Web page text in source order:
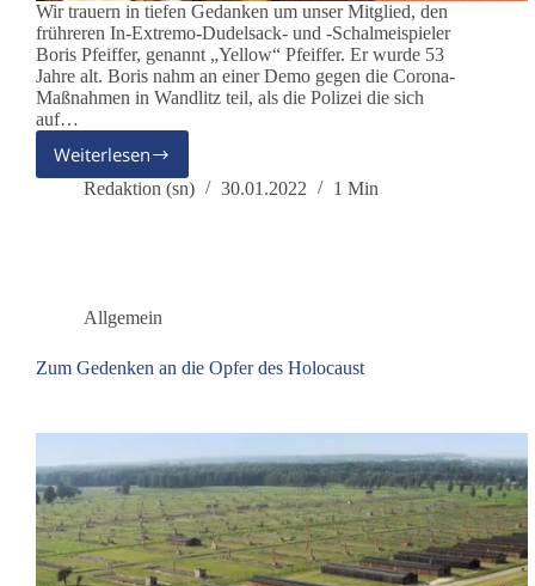
Wir trauern in tiefen Gedanken um unser Mitglied, den
frühreren In-Extremo-Dudelsack- und -Schalmeispieler
Boris Pfeiffer, genannt „Yellow“ Pfeiffer. Er wurde 53
Jahre alt. Boris nahm an einer Demo gegen die Corona-
Maßnahmen in Wandlitz teil, als die Polizei die sich
auf…
Weiterlesen
Nachruf:
Boris
Redaktion (sn) 30.01.2022 1 Min
Allgemein
Zum Gedenken an die Opfer des Holocaust